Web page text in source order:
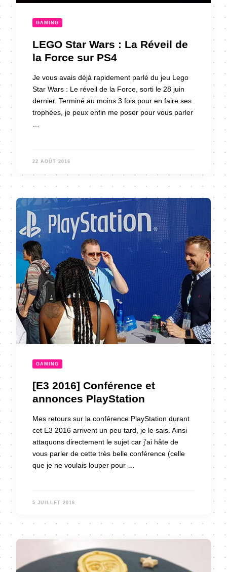
GAMING
LEGO Star Wars : La Réveil de
la Force sur PS4
Je vous avais déjà rapidement parlé du jeu Lego
Star Wars : Le réveil de la Force, sorti le 28 juin
dernier. Terminé au moins 3 fois pour en faire ses
trophées, je peux enfin me poser pour vous parler
…
22 AOÛT 2016
GAMING
[E3 2016] Conférence et
annonces PlayStation
Mes retours sur la conférence PlayStation durant
cet E3 2016 arrivent un peu tard, je le sais. Ainsi
attaquons directement le sujet car j’ai hâte de
vous parler de cette très belle conférence (celle
que je ne voulais louper pour …
5 JUILLET 2016